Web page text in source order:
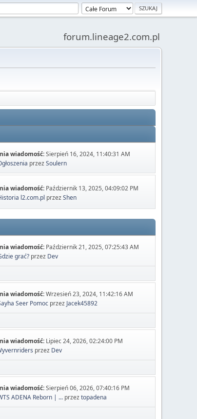
forum.lineage2.com.pl
wiadomość:Sierpień 16, 2024, 11:40:31 AM
przezSoulern
wiadomość: Październik 13, 2025, 04:09:02 PM
l2.com.pl przezShen
wiadomość: Październik 21, 2025, 07:25:43 AM
grać? przez Dev
wiadomość:Wrzesień 23, 2024, 11:42:16 AM
Seer Pomoc przez Jacek45892
wiadomość: Lipiec 24, 2026, 02:24:00 PM
przez Dev
wiadomość:Sierpień 06, 2026, 07:40:16 PM
ADENA Reborn | ... przeztopadena